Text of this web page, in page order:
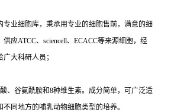
专业细胞库，秉承用专业的细胞售前，满意的细
应ATCC、sciencell、ECACC等来源细胞，经
大科研人员；
、谷氨酰胺和8种维生素。成分简单，可广泛适
同地方的哺乳动物细胞类型的培养。